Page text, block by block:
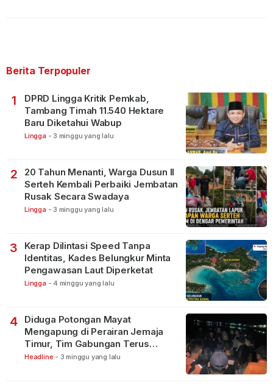
Berita Terpopuler
1
DPRD Lingga Kritik Pemkab,
Tambang Timah 11.540 Hektare
Baru Diketahui Wabup
Lingga - 3 minggu yang lalu
2
20 Tahun Menanti, Warga Dusun II
Serteh Kembali Perbaiki Jembatan
Rusak Secara Swadaya
Lingga - 3 minggu yang lalu
3
Kerap Dilintasi Speed Tanpa
Identitas, Kades Belungkur Minta
Pengawasan Laut Diperketat
Lingga - 4 minggu yang lalu
4
Diduga Potongan Mayat
Mengapung di Perairan Jemaja
Timur, Tim Gabungan Terus
Lakukan Pencarian
Headline - 3 minggu yang lalu